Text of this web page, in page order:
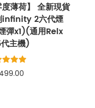
度薄荷】 全新現貨
infinity 2六代煙
彈x1)(通用Relx
主機)